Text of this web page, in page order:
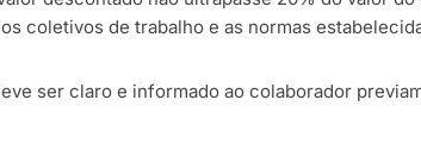
coletivos de trabalho e as normas
ser claro e informado ao colaborador